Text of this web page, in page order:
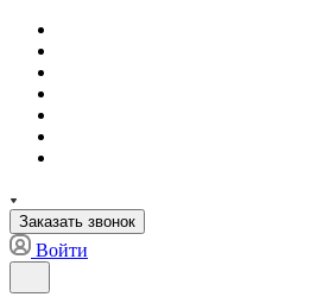
Заказать звонок
Войти